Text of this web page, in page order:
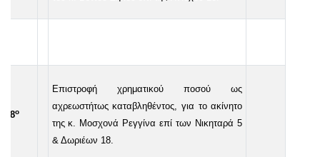
38ο
Επιστροφή χρηματικού ποσού ως
αχρεωστήτως καταβληθέντος, για το ακίνητο
της κ. Μοσχονά Ρεγγίνα επί των Νικηταρά 5
& Δωριέων 18.